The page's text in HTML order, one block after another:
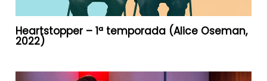
Heartstopper – 1ª temporada (Alice Oseman,
2022)